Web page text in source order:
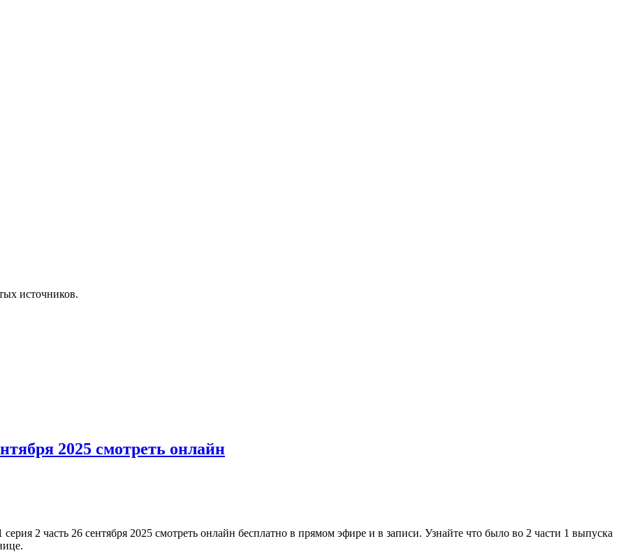
источников.
2025 смотреть онлайн
2 часть 26 сентября 2025 смотреть онлайн бесплатно в прямом эфире и в записи. Узнайте что было во 2 части 1 выпуска